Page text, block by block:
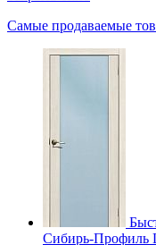
Самые продаваемые
Сибирь-Профиль